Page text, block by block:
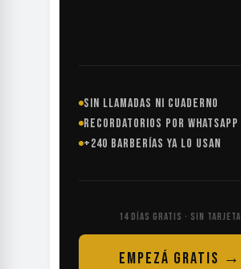
SIN LLAMADAS NI CUADERNO
RECORDATORIOS POR WHATSAPP
+240 BARBERÍAS YA LO USAN
14 DÍAS GRATIS · SIN TARJETA
EMPEZÁ GRATIS →